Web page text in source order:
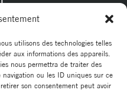
utilisons des technologies telles
aux informations des appareils.
nous permettra de traiter des
ou les ID uniques sur ce
son consentement peut avoir
:
13 20